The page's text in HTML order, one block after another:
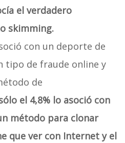
el verdadero
skimming.
con un deporte de
tipo de fraude online y
de
el 4,8% lo asoció con
método para clonar
que ver con Internet y el